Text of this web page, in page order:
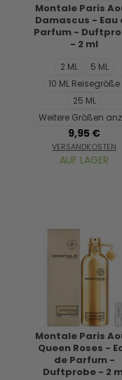
Montale Paris
Damascus - Eau
Parfum -
- 2 ml
2 ML
5 ML
10 ML Reisegröße
25 ML
Weitere Größen
9,95 €
VERSANDKOSTEN
AUF LAGER
Montale Paris
Queen Roses -
de Parfum -
Duftprobe - 2